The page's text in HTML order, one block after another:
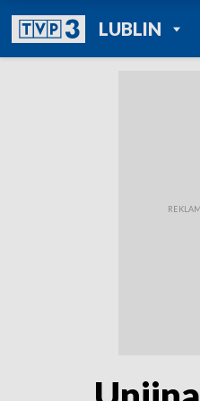
LUBLIN
POWRÓT
TVP